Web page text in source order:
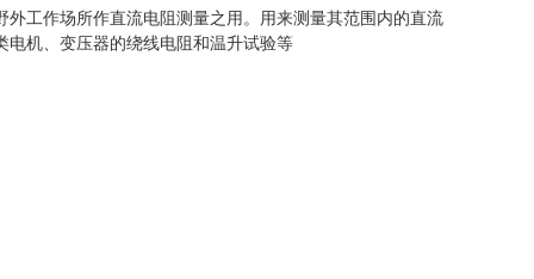
工作场所作直流电阻测量之用。用来测量其范围内的直流
机、变压器的绕线电阻和温升试验等